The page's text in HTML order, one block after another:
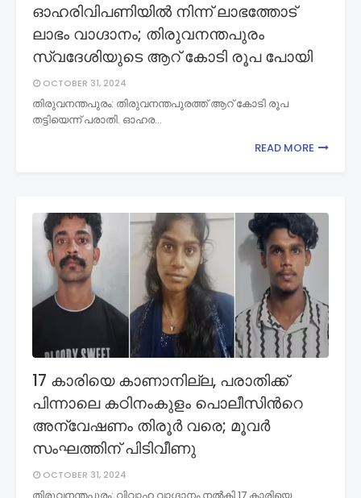
ഓഹരിവിപണിയില്‍ നിന്ന് ലാഭത്തോട്
ലാഭം വാഗ്ദാനം; തിരുവനന്തപുരം
സ്വദേശിയുടെ ആറ് കോടി രൂപ പോയി
OCTOBER 31, 2024
തിരുവനന്തപുരം: തിരുവനന്തപുരത്ത് ആറ് കോടി രൂപ
തട്ടിയെന്ന് പരാതി. ഓഹര…
READ MORE
17 കാരിയെ കാണാനില്ല, പരാതിക്ക്
പിന്നാലെ കഠിനംകുളം പൊലീസിന്‍റെ
അന്വേഷണം തിരൂർ വരെ; മൂവർ
സംഘത്തിന് പിടിവീണു
OCTOBER 31, 2024